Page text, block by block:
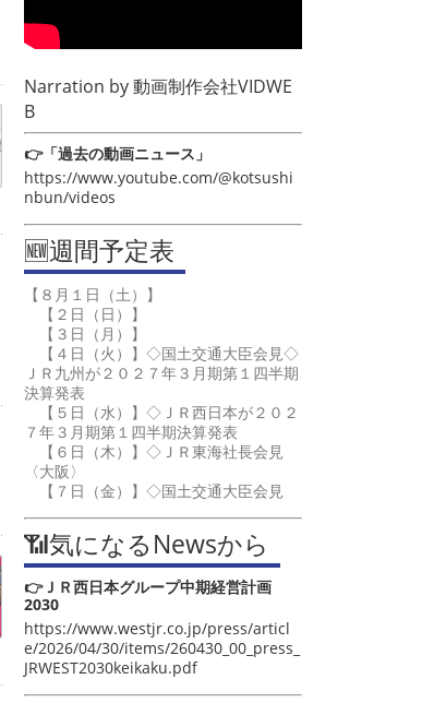
Narration by動画制作会社VIDWE
B
👉「過去の動画ニュース」
https://www.youtube.com/@kotsushi
nbun/videos
🆕週間予定表
【８月１日（土）】
【２日（日）】
【３日（月）】
【４日（火）】◇国土交通大臣会見◇
ＪＲ九州が２０２７年３月期第１四半期
決算発表
【５日（水）】◇ＪＲ西日本が２０２
７年３月期第１四半期決算発表
【６日（木）】◇ＪＲ東海社長会見
〈大阪〉
【７日（金）】◇国土交通大臣会見
📶気になるNewsから
👉ＪＲ西日本グループ中期経営計画
2030
https://www.westjr.co.jp/press/articl
e/2026/04/30/items/260430_00_press_
JRWEST2030keikaku.pdf